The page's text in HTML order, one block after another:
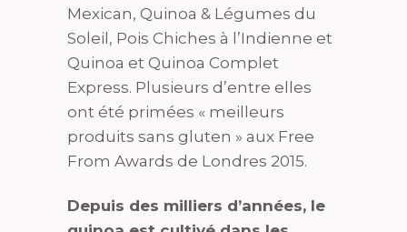
Mexican, Quinoa & Légumes du
Soleil, Pois Chiches à l’Indienne et
Quinoa et Quinoa Complet
Express. Plusieurs d’entre elles
ont été primées « meilleurs
produits sans gluten » aux Free
From Awards de Londres 2015.
Depuis des milliers d’années, le